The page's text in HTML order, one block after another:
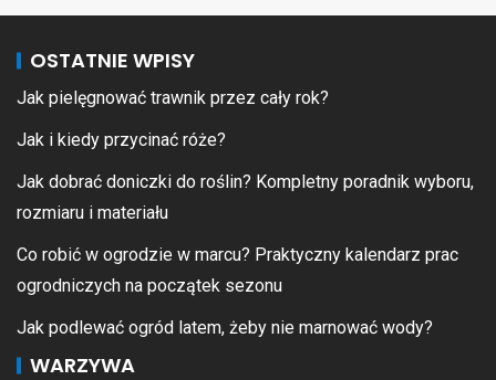
OSTATNIE WPISY
Jak pielęgnować trawnik przez cały rok?
Jak i kiedy przycinać róże?
Jak dobrać doniczki do roślin? Kompletny poradnik wyboru,
rozmiaru i materiału
Co robić w ogrodzie w marcu? Praktyczny kalendarz prac
ogrodniczych na początek sezonu
Jak podlewać ogród latem, żeby nie marnować wody?
WARZYWA